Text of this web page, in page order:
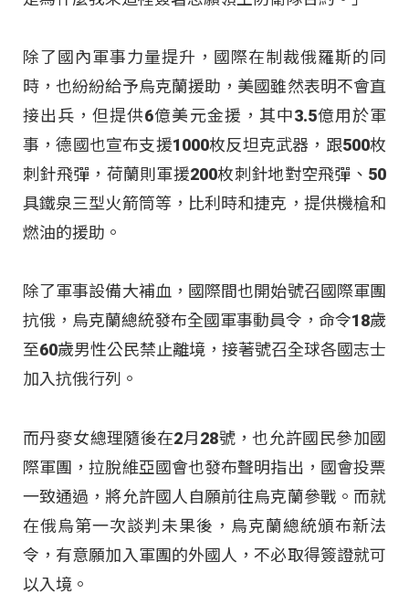
除了國內軍事力量提升，國際在制裁俄羅斯的同
時，也紛紛給予烏克蘭援助，美國雖然表明不會直
接出兵，但提供6億美元金援，其中3.5億用於軍
事，德國也宣布支援1000枚反坦克武器，跟500枚
刺針飛彈，荷蘭則軍援200枚刺針地對空飛彈、50
具鐵泉三型火箭筒等，比利時和捷克，提供機槍和
燃油的援助。
除了軍事設備大補血，國際間也開始號召國際軍團
抗俄，烏克蘭總統發布全國軍事動員令，命令18歲
至60歲男性公民禁止離境，接著號召全球各國志士
加入抗俄行列。
而丹麥女總理隨後在2月28號，也允許國民參加國
際軍團，拉脫維亞國會也發布聲明指出，國會投票
一致通過，將允許國人自願前往烏克蘭參戰。而就
在俄烏第一次談判未果後，烏克蘭總統頒布新法
令，有意願加入軍團的外國人，不必取得簽證就可
以入境。